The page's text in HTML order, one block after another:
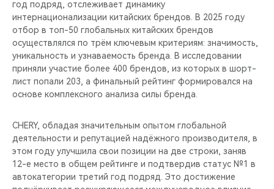
год подряд, отслеживает динамику
интернационализации китайских брендов. В 2025 году
отбор в топ-50 глобальных китайских брендов
осуществлялся по трём ключевым критериям: значимость,
уникальность и узнаваемость бренда. В исследовании
приняли участие более 400 брендов, из которых в шорт-
лист попали 203, а финальный рейтинг формировался на
основе комплексного анализа силы бренда.
CHERY, обладая значительным опытом глобальной
деятельности и репутацией надёжного производителя, в
этом году улучшила свои позиции на две строки, заняв
12-е место в общем рейтинге и подтвердив статус №1 в
автокатегории третий год подряд. Это достижение